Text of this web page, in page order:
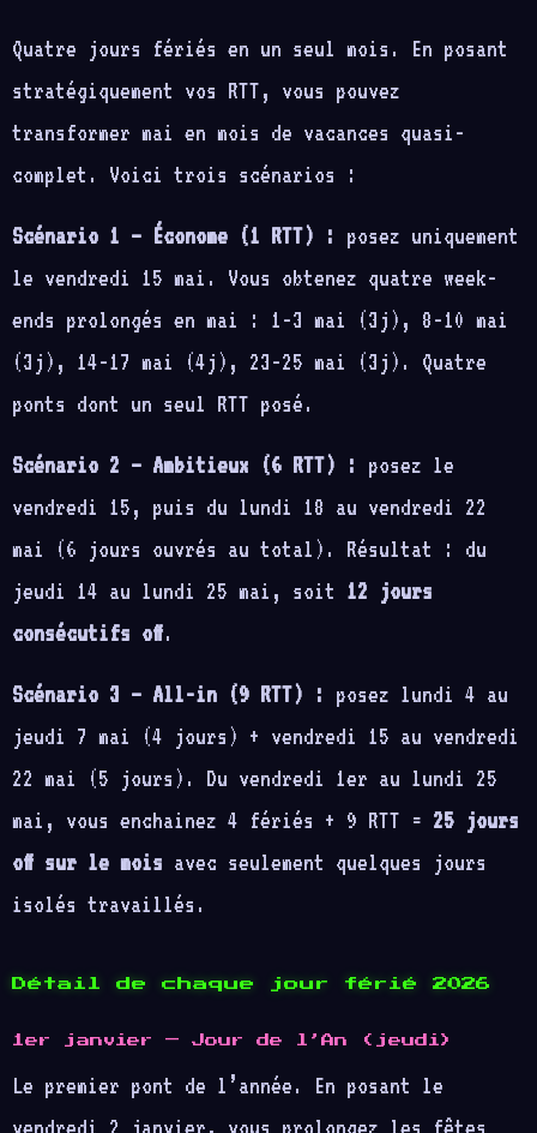
Quatre jours fériés en un seul mois. En posant
stratégiquement vos RTT, vous pouvez
transformer mai en mois de vacances quasi-
complet. Voici trois scénarios :
Scénario 1 — Économe (1 RTT) : posez uniquement
le vendredi 15 mai. Vous obtenez quatre week-
ends prolongés en mai : 1-3 mai (3j), 8-10 mai
(3j), 14-17 mai (4j), 23-25 mai (3j). Quatre
ponts dont un seul RTT posé.
Scénario 2 — Ambitieux (6 RTT) : posez le
vendredi 15, puis du lundi 18 au vendredi 22
mai (6 jours ouvrés au total). Résultat : du
jeudi 14 au lundi 25 mai, soit 12 jours
consécutifs off.
Scénario 3 — All-in (9 RTT) : posez lundi 4 au
jeudi 7 mai (4 jours) + vendredi 15 au vendredi
22 mai (5 jours). Du vendredi 1er au lundi 25
mai, vous enchainez 4 fériés + 9 RTT = 25 jours
off sur le mois avec seulement quelques jours
isolés travaillés.
Détail de chaque jour férié 2026
1er janvier — Jour de l’An (jeudi)
Le premier pont de l’année. En posant le
vendredi 2 janvier, vous prolongez les fêtes